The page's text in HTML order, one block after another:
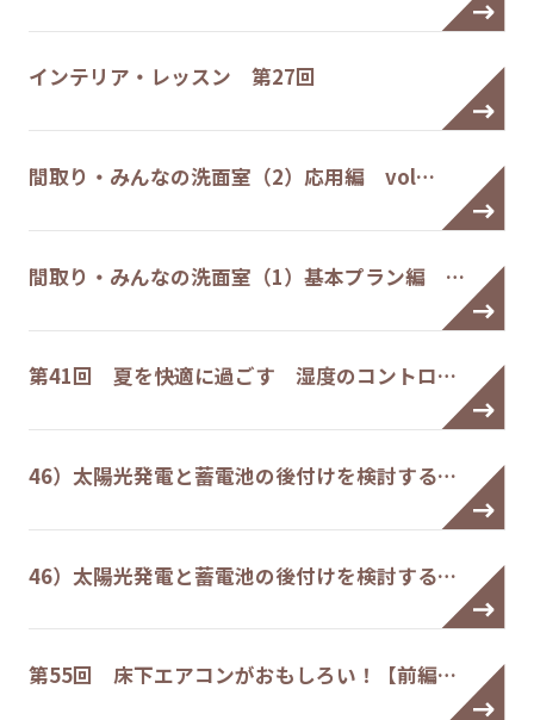
インテリア・レッスン 第27回
間取り・みんなの洗面室（2）応用編 vol…
間取り・みんなの洗面室（1）基本プラン編 …
第41回 夏を快適に過ごす 湿度のコントロ…
46）太陽光発電と蓄電池の後付けを検討する…
46）太陽光発電と蓄電池の後付けを検討する…
第55回 床下エアコンがおもしろい！【前編…